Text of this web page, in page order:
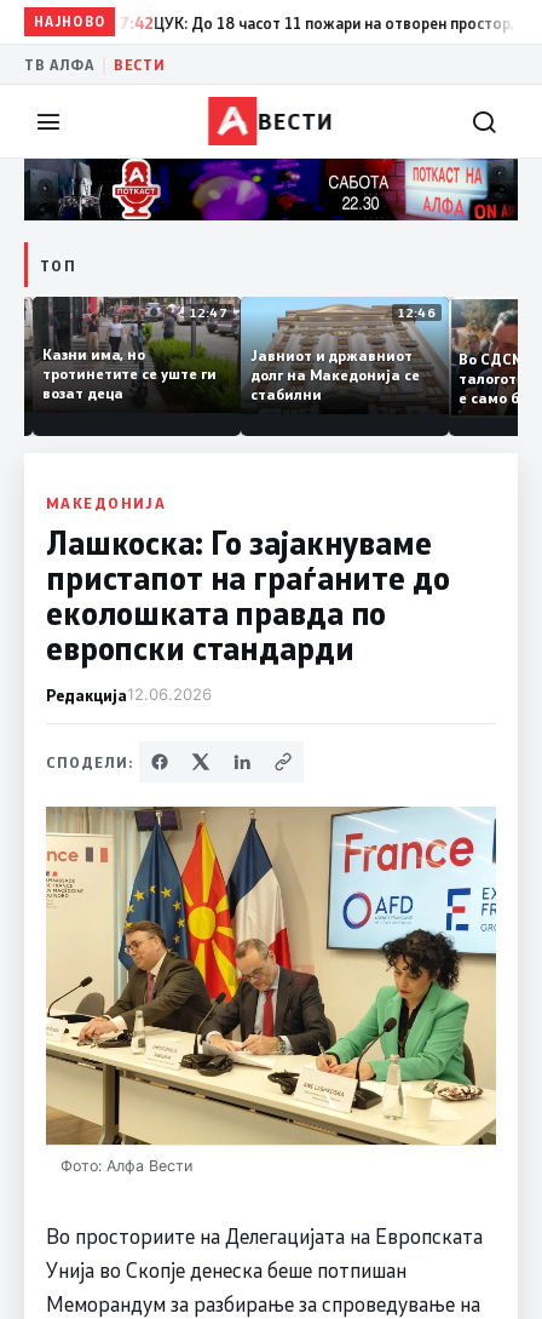
НАЈНОВО
17:42 ЦУК: До 18 часот 11 пожари на отворен простор, од кои
ТВ АЛФА ВЕСТИ
ВЕСТИ
ТОП
12:50
и
12:47
Казни има, но
тротинетите се уште ги
возат деца
12:46
Јавниот и државниот
долг на Македонија се
стабилни
Во
е само
копија
Заев
МАКЕДОНИЈА
Лашкоска: Го зајакнуваме
пристапот на граѓаните до
еколошката правда по
европски стандарди
Редакција12.06.2026
СПОДЕЛИ:
Фото: Алфа Вести
Во просториите на Делегацијата на Европската
Унија во Скопје денеска беше потпишан
Меморандум за разбирање за спроведување на